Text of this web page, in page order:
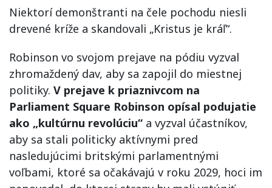
Niektorí demonštranti na čele pochodu niesli
drevené kríže a skandovali „Kristus je kráľ“.
Robinson vo svojom prejave na pódiu vyzval
zhromaždený dav, aby sa zapojil do miestnej
politiky. V prejave k priaznivcom na
Parliament Square Robinson opísal podujatie
ako „kultúrnu revolúciu“ a vyzval účastníkov,
aby sa stali politicky aktívnymi pred
nasledujúcimi britskými parlamentnými
voľbami, ktoré sa očakávajú v roku 2029, hoci im